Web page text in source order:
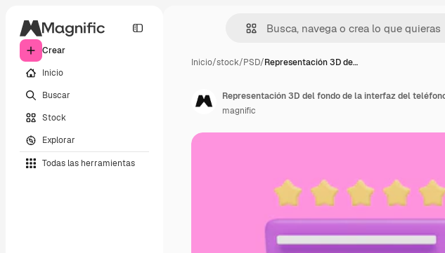
Crear
Inicio
Buscar
Stock
Explorar
Todas las herramientas
Inicio/stock/PSD/Representación 3D de…
Representación 3D del fondo de la interfaz del
magnific